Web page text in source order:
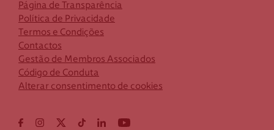
Página de Transparência
Política de Privacidade
Termos e Condições
Contactos
Gestão de Membros Associados
Código de Conduta
Alterar consentimento de cookies